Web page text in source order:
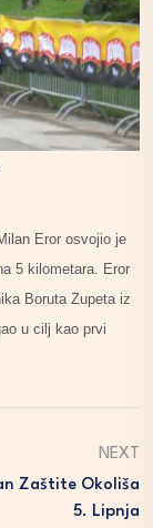
Eror osvojio je
5 kilometara. Eror
Boruta Zupeta iz
u cilj kao prvi
NEXT
Zaštite Okoliša
5. Lipnja